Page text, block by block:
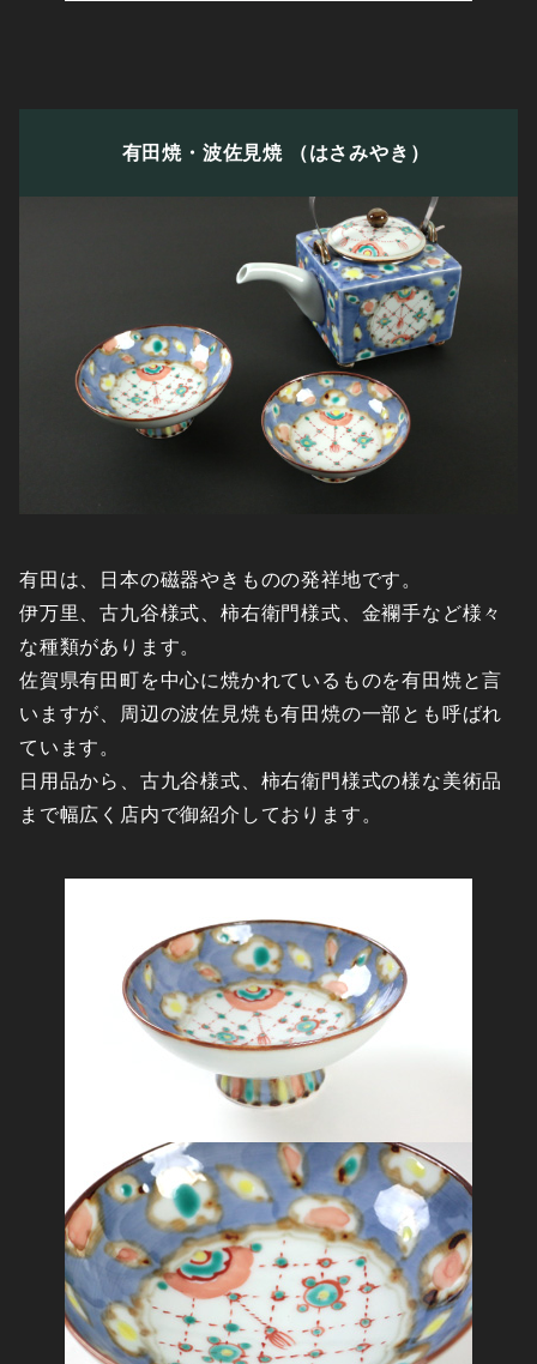
有田焼・波佐見焼 （はさみやき）
有田は、日本の磁器やきものの発祥地です。
伊万里、古九谷様式、柿右衛門様式、金襴手など様々
な種類があります。
佐賀県有田町を中心に焼かれているものを有田焼と言
いますが、周辺の波佐見焼も有田焼の一部とも呼ばれ
ています。
日用品から、古九谷様式、柿右衛門様式の様な美術品
まで幅広く店内で御紹介しております。